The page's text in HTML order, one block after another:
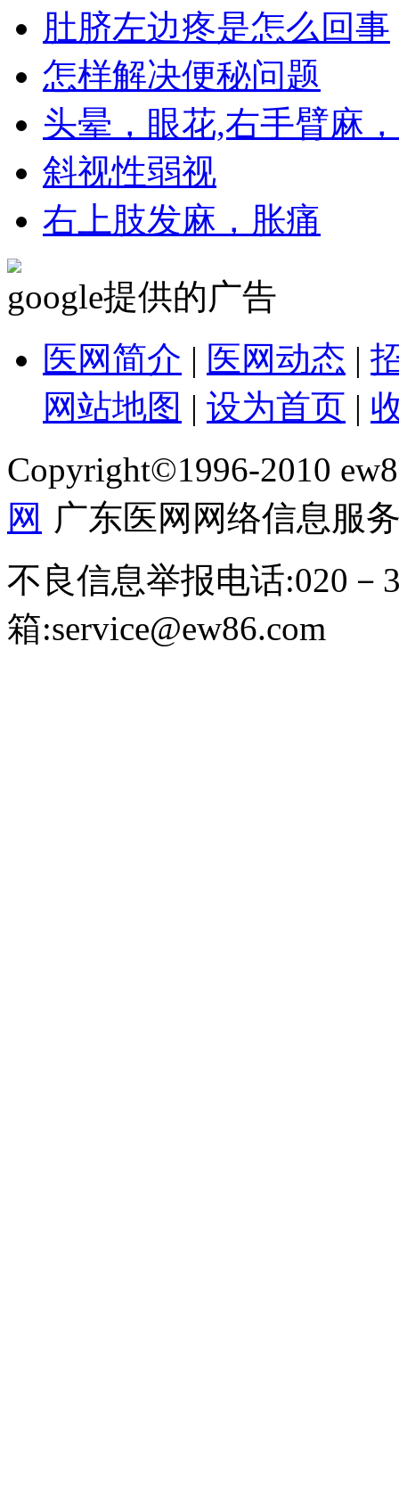
肚脐左边疼是怎么回事
怎样解决便秘问题
头晕，眼花,右手臂麻
斜视性弱视
右上肢发麻，胀痛
google提供的广告
医网简介 | 医网动态 |
网站地图 | 设为首页 |
Copyright©1996-2010
网 广东医网网络信息服
不良信息举报电话:020－
箱:service@ew86.com